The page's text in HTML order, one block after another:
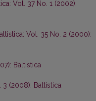
Vol. 37 No. 1 (2002):
Vol. 35 No. 2 (2000):
Baltistica
3 (2008): Baltistica